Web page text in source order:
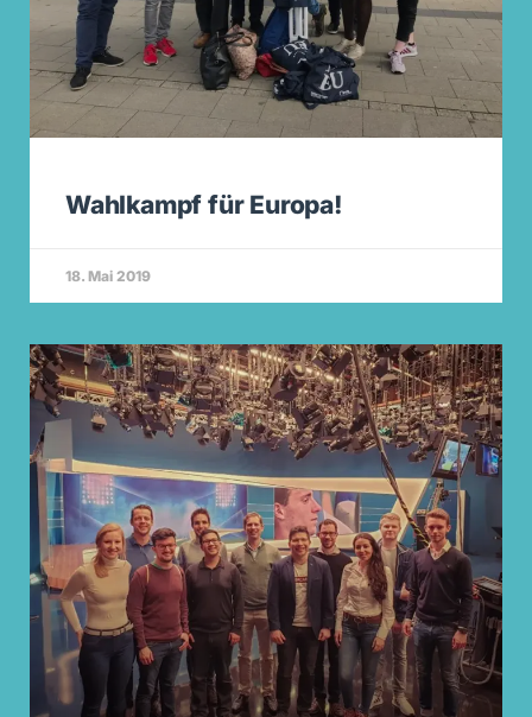
Wahlkampf für Europa!
18. Mai 2019